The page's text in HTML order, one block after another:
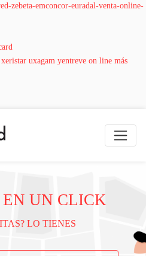
zebeta-emconcor-euradal-venta-online-
uxagam yentreve on line más
UN CLICK
LO TIENES